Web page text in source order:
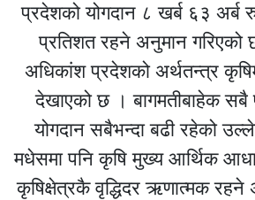
प्रदेशको योगदान ८ खर्ब ६३ अर्ब
प्रतिशत रहने अनुमान
अधिकांश प्रदेशको अर्थतन्त्र
देखाएको छ । बागमतीबाहेक सबै
योगदान सबैभन्दा बढी रहेको
मधेसमा पनि कृषि मुख्य आर्थिक
कृषिक्षेत्रकै वृद्धिदर ऋणात्मक रहने